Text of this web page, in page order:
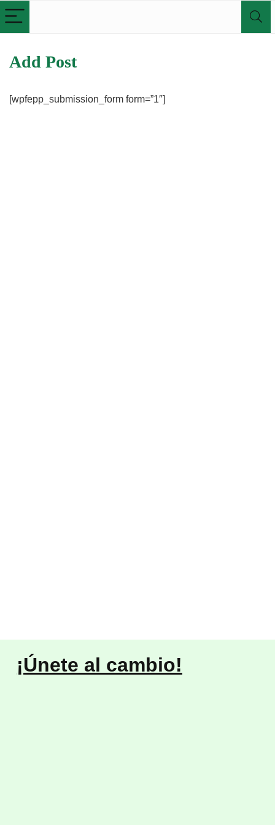
Add Post
[wpfepp_submission_form form=”1″]
¡Únete al cambio!